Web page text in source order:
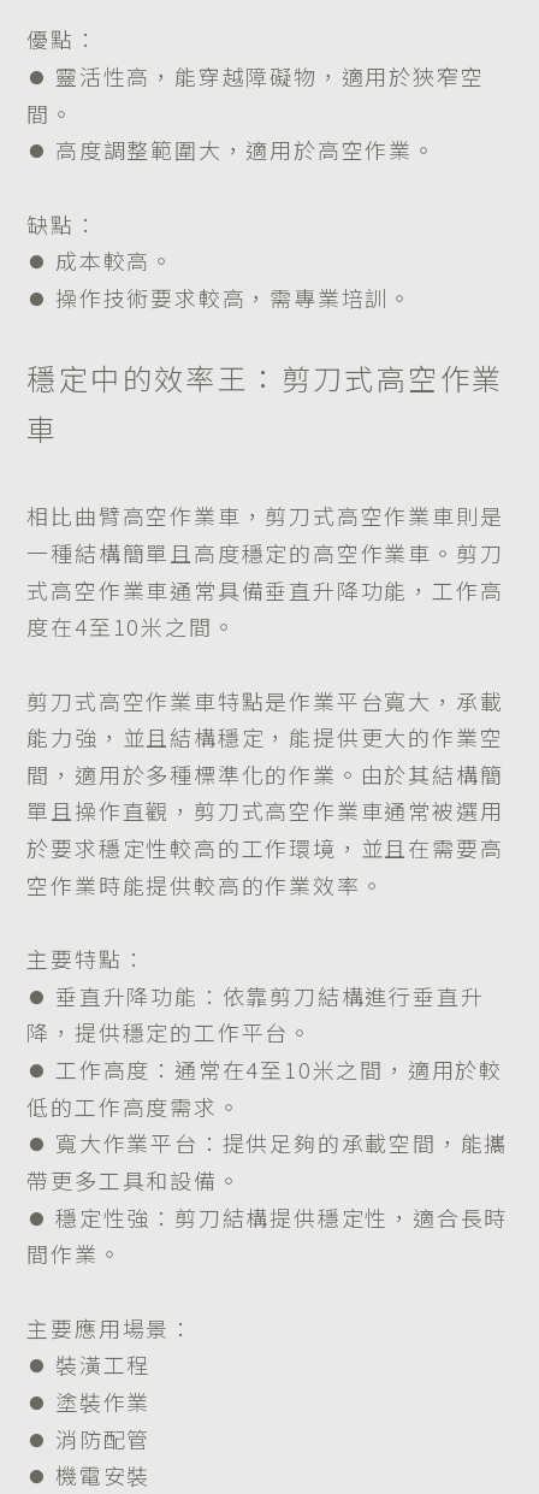
優點：
⏺︎ 靈活性高，能穿越障礙物，適用於狹窄空
間。
⏺︎ 高度調整範圍大，適用於高空作業。
缺點：
⏺︎ 成本較高。
⏺︎ 操作技術要求較高，需專業培訓。
穩定中的效率王：剪刀式高空作業
車
相比曲臂高空作業車，剪刀式高空作業車則是
一種結構簡單且高度穩定的高空作業車。剪刀
式高空作業車通常具備垂直升降功能，工作高
度在4至10米之間。
剪刀式高空作業車特點是作業平台寬大，承載
能力強，並且結構穩定，能提供更大的作業空
間，適用於多種標準化的作業。由於其結構簡
單且操作直觀，剪刀式高空作業車通常被選用
於要求穩定性較高的工作環境，並且在需要高
空作業時能提供較高的作業效率。
​​​​​​​主要特點：
​​​​​​​⏺︎ 垂直升降功能：依靠剪刀結構進行垂直升
降，提供穩定的工作平台。
​​​​​​​⏺︎ 工作高度：通常在4至10米之間，適用於較
低的工作高度需求。
​​​​​​​⏺︎ 寬大作業平台：提供足夠的承載空間，能攜
帶更多工具和設備。
​​​​​​​⏺︎ 穩定性強：剪刀結構提供穩定性，適合長時
間作業。
主要應用場景：
​​​​​​​⏺︎ 裝潢工程
​​​​​​​⏺︎ 塗裝作業
​​​​​​​⏺︎ 消防配管
​​​​​​​⏺︎ 機電安裝